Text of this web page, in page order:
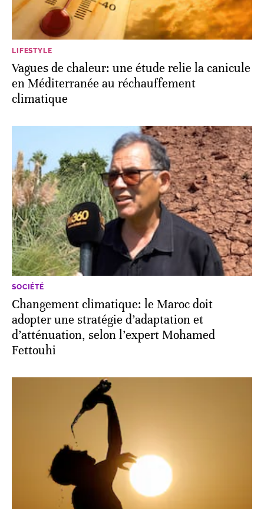
LIFESTYLE
Vagues de chaleur: une étude relie la canicule
en Méditerranée au réchauffement
climatique
SOCIÉTÉ
Changement climatique: le Maroc doit
adopter une stratégie d’adaptation et
d’atténuation, selon l’expert Mohamed
Fettouhi